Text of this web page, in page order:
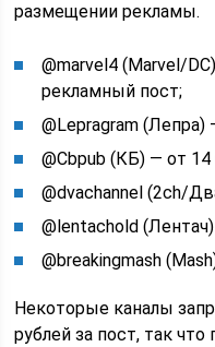
размещении рекламы.
@marvel4 (Marvel/
рекламный пост;
@Lepragram (Лепра)
@Cbpub (КБ) — от 14
@dvachannel (2ch/
@lentachold
@breakingmash
Некоторые каналы
рублей за пост, так что